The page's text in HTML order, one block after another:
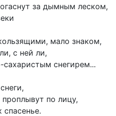
за дымным леском,
мало знаком,
с ней ли,
снегирем...
проплывут по лицу,
спасенье.